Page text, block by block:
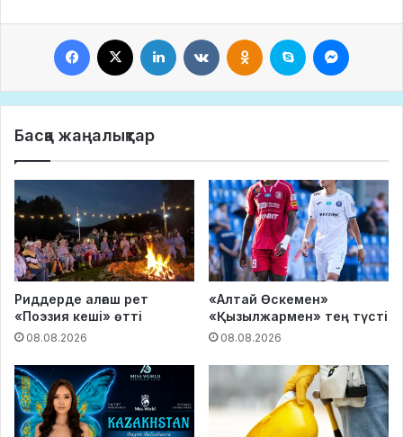
Facebook LinkedIn VKontakteOdnoklassniki
Skype
Басқа жаңалықтар
Риддерде алғаш рет
«Поэзия кеші» өтті
08.08.2026
«Алтай Өскемен»
«Қызылжармен» тең түсті
08.08.2026